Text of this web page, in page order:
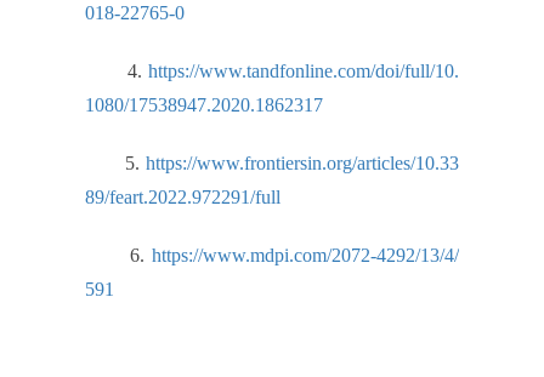
018-22765-0
4. https://www.tandfonline.com/doi/full/10.
1080/17538947.2020.1862317
5. https://www.frontiersin.org/articles/10.33
89/feart.2022.972291/full
6. https://www.mdpi.com/2072-4292/13/4/
591